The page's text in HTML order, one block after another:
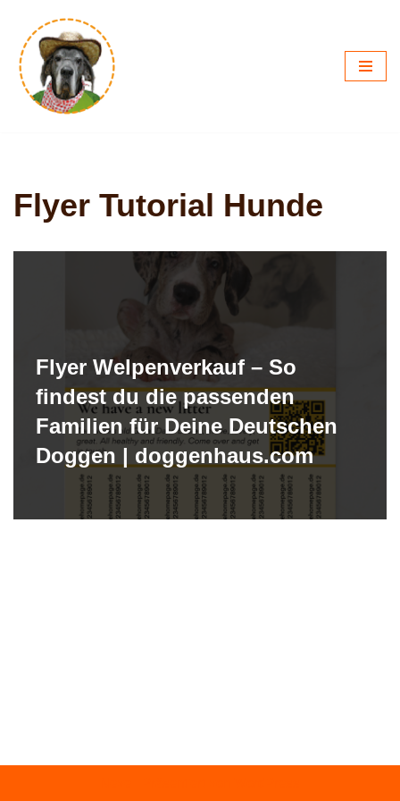
Zum
Inhalt
springen
Flyer Tutorial Hunde
Flyer Welpenverkauf – So
findest du die passenden
Familien für Deine Deutschen
Doggen | doggenhaus.com